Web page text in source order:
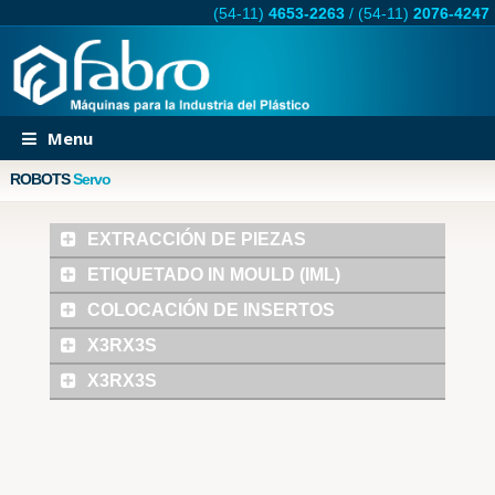
(54-11) 4653-2263 / (54-11) 2076-4247
Menu
ROBOTSServo
EXTRACCIÓN DE PIEZAS
ETIQUETADO IN MOULD (IML)
COLOCACIÓN DE INSERTOS
X3RX3S
X3RX3S